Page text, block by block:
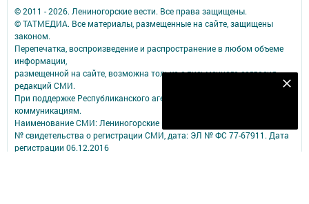
© 2011 - 2026. Лениногорские вести. Все права защищены.
© ТАТМЕДИА. Все материалы, размещенные на сайте, защищены
законом.
Перепечатка, воспроизведение и распространение в любом объеме
информации,
размещенной на сайте, возможна только с письменного согласия
редакций СМИ.
При поддержке Республиканского агентства по печати и массовым
коммуникациям.
Наименование СМИ: Лениногорские вести
№ свидетельства о регистрации СМИ, дата: ЭЛ № ФС 77-67911. Дата
регистрации 06.12.2016